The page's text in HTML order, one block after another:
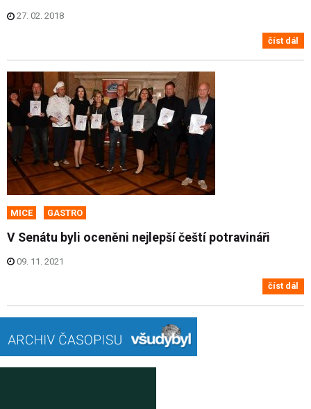
27. 02. 2018
číst dál
MICE GASTRO
V Senátu byli oceněni nejlepší čeští potravináři
09. 11. 2021
číst dál